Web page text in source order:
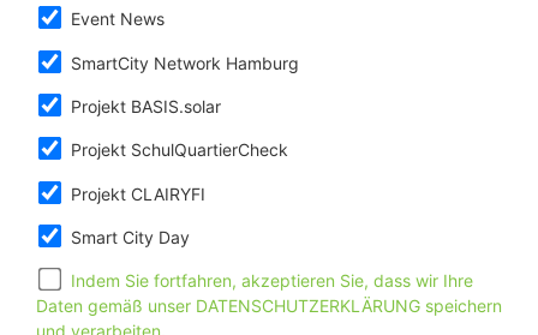
Event News
SmartCity Network Hamburg
Projekt BASIS.solar
Projekt SchulQuartierCheck
Projekt CLAIRYFI
Smart City Day
Indem Sie fortfahren, akzeptieren Sie, dass wir Ihre
Daten gemäß unser DATENSCHUTZERKLÄRUNG speichern